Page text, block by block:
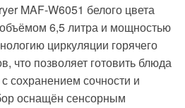
MAF-W6051 белого цвета
6,5 литра и мощностью
циркуляции горячего
что позволяет готовить блюда
сохранением сочности и
оснащён сенсорным